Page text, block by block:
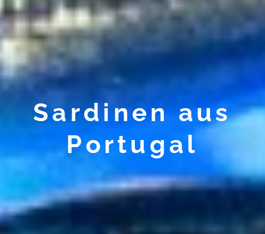
Sardinen aus
Portugal